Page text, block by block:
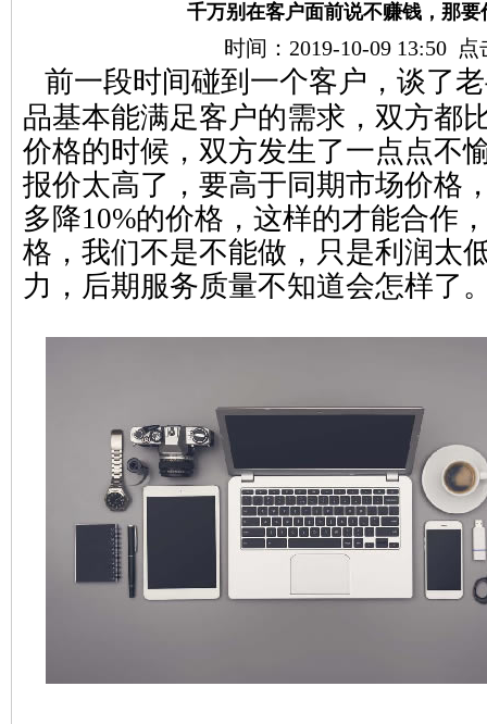
千万别在客户面前说不赚钱，那要
时间：2019-10-09 13:50
前一段时间碰到一个客户，谈了
品基本能满足客户的需求，双方都
价格的时候，双方发生了一点点不
报价太高了，要高于同期市场价格
多降10%的价格，这样的才能合作
格，我们不是不能做，只是利润太
力，后期服务质量不知道会怎样了